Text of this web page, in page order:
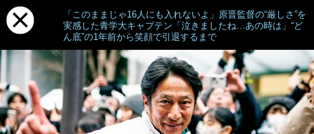
「このままじゃ16人にも入れないよ」原晋監督の“厳しさ”を
実感した青学大キャプテン「泣きましたね…あの時は」“ど
ん底”の1年前から笑顔で引退するまで